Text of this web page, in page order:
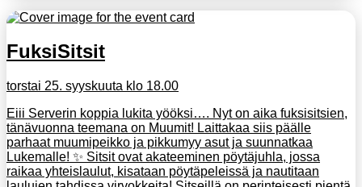
FuksiSitsit
torstai 25. syyskuuta klo 18.00
Eiii Serverin koppia lukita yööksi…. Nyt on aika fuksisitsien,
tänävuonna teemana on Muumit! Laittakaa siis päälle
parhaat muumipeikko ja pikkumyy asut ja suunnatkaa
Lukemalle! ✨ Sitsit ovat akateeminen pöytäjuhla, jossa
raikaa yhteislaulut, kisataan pöytäpeleissä ja nautitaan